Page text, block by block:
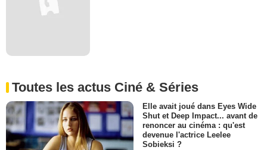
Toutes les actus Ciné & Séries
Elle avait joué dans Eyes Wide
Shut et Deep Impact... avant de
renoncer au cinéma : qu'est
devenue l'actrice Leelee
Sobieksi ?